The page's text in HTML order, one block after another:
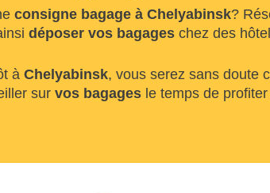
consigne bagage à Chelyabinsk?
déposer vos bagages chez des
à Chelyabinsk, vous serez sans doute
sur vos bagages le temps de